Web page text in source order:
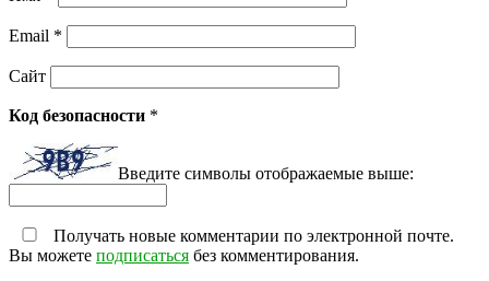
Email *
Сайт
Код безопасности *
Введите символы отображаемые выше:
Получать новые комментарии по электронной почте.
Вы можете подписаться без комментирования.